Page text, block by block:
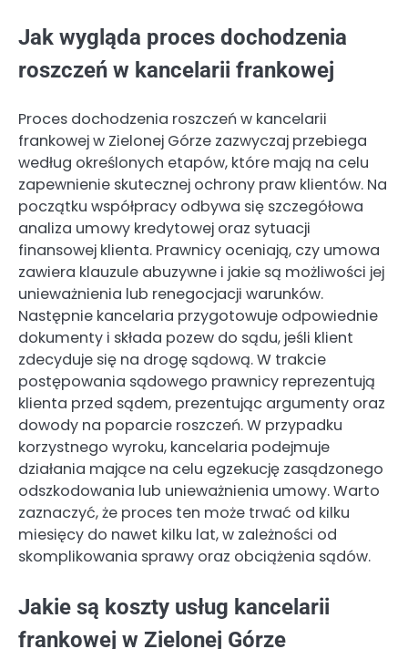
Jak wygląda proces dochodzenia
roszczeń w kancelarii frankowej
Proces dochodzenia roszczeń w kancelarii
frankowej w Zielonej Górze zazwyczaj przebiega
według określonych etapów, które mają na celu
zapewnienie skutecznej ochrony praw klientów. Na
początku współpracy odbywa się szczegółowa
analiza umowy kredytowej oraz sytuacji
finansowej klienta. Prawnicy oceniają, czy umowa
zawiera klauzule abuzywne i jakie są możliwości jej
unieważnienia lub renegocjacji warunków.
Następnie kancelaria przygotowuje odpowiednie
dokumenty i składa pozew do sądu, jeśli klient
zdecyduje się na drogę sądową. W trakcie
postępowania sądowego prawnicy reprezentują
klienta przed sądem, prezentując argumenty oraz
dowody na poparcie roszczeń. W przypadku
korzystnego wyroku, kancelaria podejmuje
działania mające na celu egzekucję zasądzonego
odszkodowania lub unieważnienia umowy. Warto
zaznaczyć, że proces ten może trwać od kilku
miesięcy do nawet kilku lat, w zależności od
skomplikowania sprawy oraz obciążenia sądów.
Jakie są koszty usług kancelarii
frankowej w Zielonej Górze